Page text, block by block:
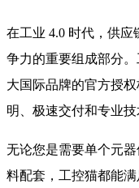
在工业 4.0 时代，供
争力的重要组成部分
大国际品牌的官方授
明、极速交付和专业
无论您是需要单个元
料配套，工控猫都能